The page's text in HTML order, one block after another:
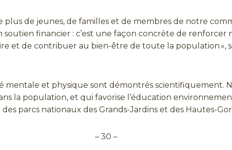
plus de jeunes, de familles et de membres de notre
soutien financier : c’est une façon concrète de
et de contribuer au bien-être de toute la population »,
mentale et physique sont démontrés scientifiquement.
la population, et qui favorise l’éducation
parcs nationaux des Grands-Jardins et des Hautes-
– 30 –